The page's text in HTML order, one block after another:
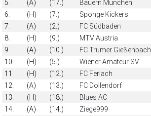
5.
(A) (17.) Bauern München
6.
(H) (7.) Sponge Kickers
7.
(A) (2.) FC Südbaden
8.
(H) (9.) MTV Austria
9.
(A) (10.) FC Trumer Gießenbach
10.
(H) (5.) Wiener Amateur SV
11.
(H) (12.) FC Ferlach
12.
(A) (13.) FC Dollendorf
13.
(H) (18.) Blues AC
14.
(A) (14.) Ziege999